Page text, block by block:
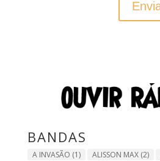
BANDAS
A INVASÃO (1) ALISSON MAX(2)